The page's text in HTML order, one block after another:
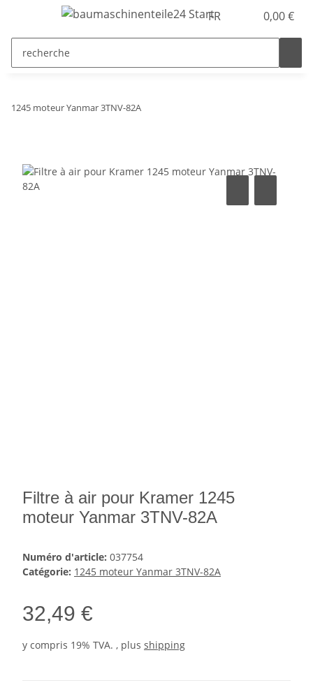
FR 0,00 €
1245 moteur Yanmar 3TNV-82A
Filtre à air pour Kramer 1245
moteur Yanmar 3TNV-82A
Numéro d'article: 037754
Catégorie: 1245 moteur Yanmar 3TNV-82A
32,49 €
y compris 19% TVA. , plus shipping